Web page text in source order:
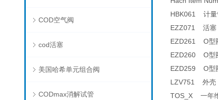
COD空气阀
cod活塞
美国哈希单元组合阀
CODmax消解试管
HBK061 计量
EZZ071 活塞
EZD261 O型
EZD260 O型
EZD259 O型
LZV751 外壳
TOS_X 一年